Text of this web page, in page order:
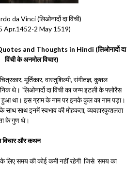
da Vinci (लिओनार्दो दा विंची)
Apr.1452-2 May 1519)
and Thoughts in Hindi (लिओनार्दो दा
विंची के अनमोल विचार)
मूर्तिकार, वास्तुशिल्पी, संगीतज्ञ, कुशल
थे। ‘लिओनार्दो दा विंची का जन्म इटली के फ्लोरेंस
हुआ था। इस ग्राम के नाम पर इनके कुल का नाम पड़ा।
के साथ साथ इनमें स्वभाव की मोहकता, व्यवहारकुशलता
के गुण थे।
विचार और कथन
लिए समय की कोई कमी नहीं रहेगी जिसे समय का